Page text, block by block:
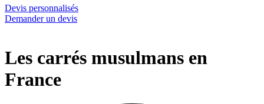
Devis personnalisés
Demander un devis
Les carrés musulmans en
France